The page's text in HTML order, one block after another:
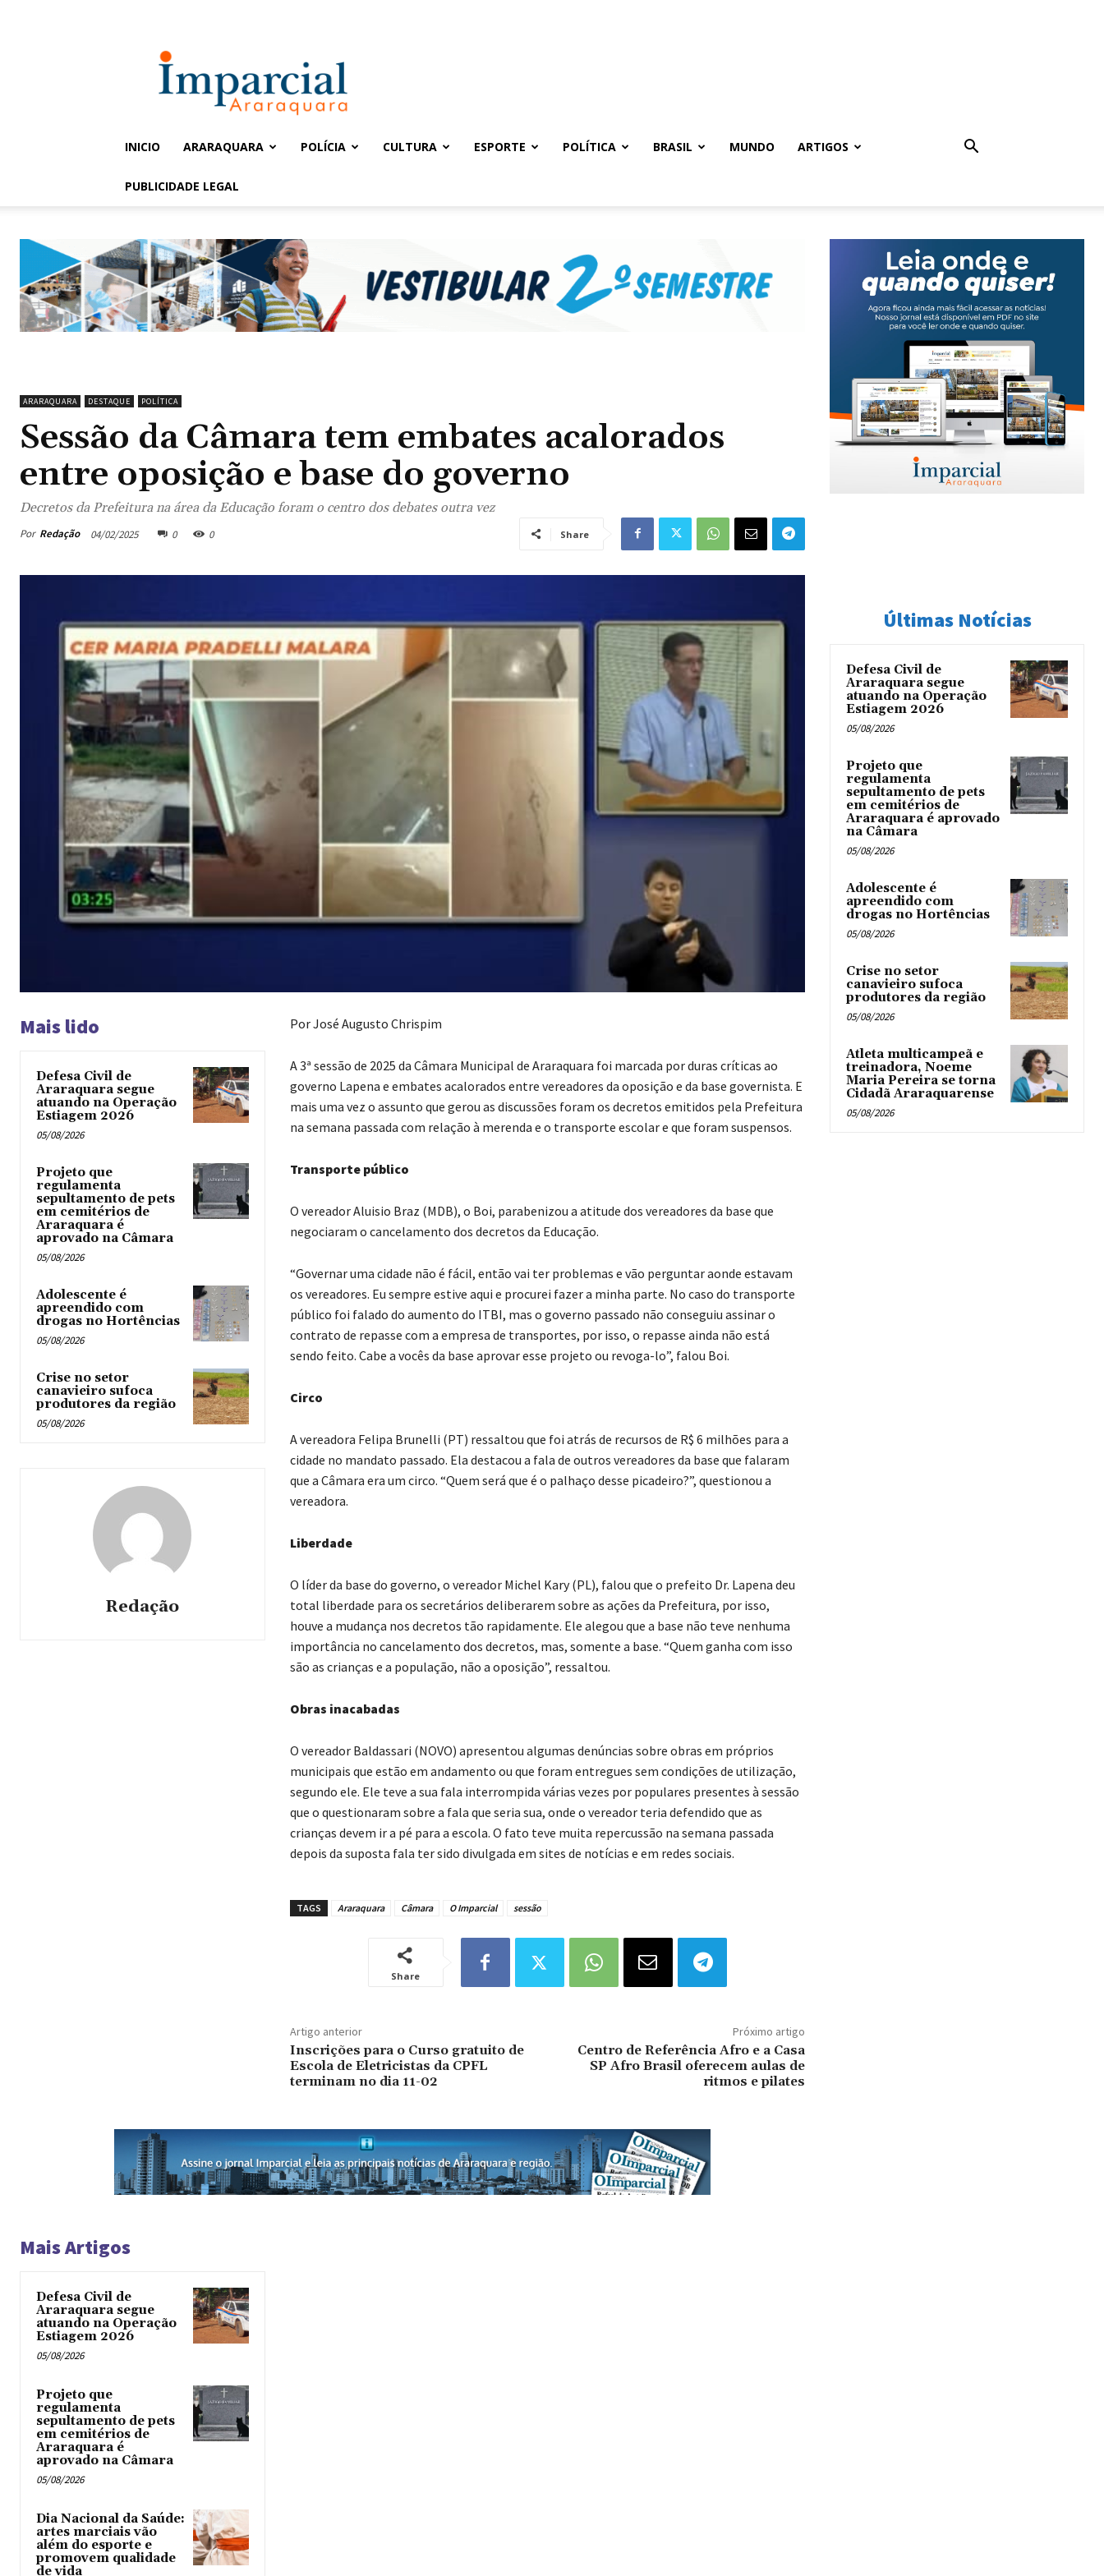
Imparcial
INICIO ARARAQUARA POLÍCIA CULTURA ESPORTE POLÍTICA BRASIL MUNDO ARTIGOS
PUBLICIDADE LEGAL
ARARAQUARA DESTAQUE POLÍTICA
Sessão da Câmara tem embates acalorados
entre oposição e base do governo
Decretos da Prefeitura na área da Educação foram o centro dos debates outra vez
Por Redação 04/02/2025 0 0 Share
Mais lido
Defesa Civil de
Araraquara segue
atuando na Operação
Estiagem 2026
05/08/2026
Projeto que
regulamenta
sepultamento de pets
em cemitérios de
Araraquara é
aprovado na Câmara
05/08/2026
Adolescente é
apreendido com
drogas no Hortências ‎
05/08/2026
Crise no setor
canavieiro sufoca
produtores da região
05/08/2026
Redação
Por José Augusto Chrispim
A 3ª sessão de 2025 da Câmara Municipal de Araraquara foi marcada por duras críticas ao
governo Lapena e embates acalorados entre vereadores da oposição e da base governista. E
mais uma vez o assunto que gerou as discussões foram os decretos emitidos pela Prefeitura
na semana passada com relação à merenda e o transporte escolar e que foram suspensos.
Transporte público
O vereador Aluisio Braz (MDB), o Boi, parabenizou a atitude dos vereadores da base que
negociaram o cancelamento dos decretos da Educação.
“Governar uma cidade não é fácil, então vai ter problemas e vão perguntar aonde estavam
os vereadores. Eu sempre estive aqui e procurei fazer a minha parte. No caso do transporte
público foi falado do aumento do ITBI, mas o governo passado não conseguiu assinar o
contrato de repasse com a empresa de transportes, por isso, o repasse ainda não está
sendo feito. Cabe a vocês da base aprovar esse projeto ou revoga-lo”, falou Boi.
Circo
A vereadora Felipa Brunelli (PT) ressaltou que foi atrás de recursos de R$ 6 milhões para a
cidade no mandato passado. Ela destacou a fala de outros vereadores da base que falaram
que a Câmara era um circo. “Quem será que é o palhaço desse picadeiro?”, questionou a
vereadora.
Liberdade
O líder da base do governo, o vereador Michel Kary (PL), falou que o prefeito Dr. Lapena deu
total liberdade para os secretários deliberarem sobre as ações da Prefeitura, por isso,
houve a mudança nos decretos tão rapidamente. Ele alegou que a base não teve nenhuma
importância no cancelamento dos decretos, mas, somente a base. “Quem ganha com isso
são as crianças e a população, não a oposição”, ressaltou.
Obras inacabadas
O vereador Baldassari (NOVO) apresentou algumas denúncias sobre obras em próprios
municipais que estão em andamento ou que foram entregues sem condições de utilização,
segundo ele. Ele teve a sua fala interrompida várias vezes por populares presentes à sessão
que o questionaram sobre a fala que seria sua, onde o vereador teria defendido que as
crianças devem ir a pé para a escola. O fato teve muita repercussão na semana passada
depois da suposta fala ter sido divulgada em sites de notícias e em redes sociais.
TAGS Araraquara Câmara O Imparcial sessão
Share
Artigo anterior
Inscrições para o Curso gratuito de
Escola de Eletricistas da CPFL
terminam no dia 11-02
Próximo artigo
Centro de Referência Afro e a Casa
SP Afro Brasil oferecem aulas de
ritmos e pilates
Mais Artigos
Defesa Civil de
Araraquara segue
atuando na Operação
Estiagem 2026
05/08/2026
Projeto que
regulamenta
sepultamento de pets
em cemitérios de
Araraquara é
aprovado na Câmara
05/08/2026
Dia Nacional da Saúde:
artes marciais vão
além do esporte e
promovem qualidade
de vida
Últimas Notícias
Defesa Civil de
Araraquara segue
atuando na Operação
Estiagem 2026
05/08/2026
Projeto que
regulamenta
sepultamento de pets
em cemitérios de
Araraquara é aprovado
na Câmara
05/08/2026
Adolescente é
apreendido com
drogas no Hortências ‎
05/08/2026
Crise no setor
canavieiro sufoca
produtores da região
05/08/2026
Atleta multicampeã e
treinadora, Noeme
Maria Pereira se torna
Cidadã Araraquarense
05/08/2026